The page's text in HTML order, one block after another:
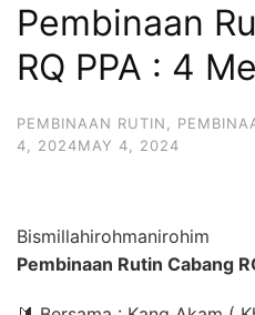
Pembinaan
RQ PPA : 4
PEMBINAAN RUTIN
4, 2024MAY 4, 2024
Bismillahirohmanirohim
Pembinaan Rutin Cabang